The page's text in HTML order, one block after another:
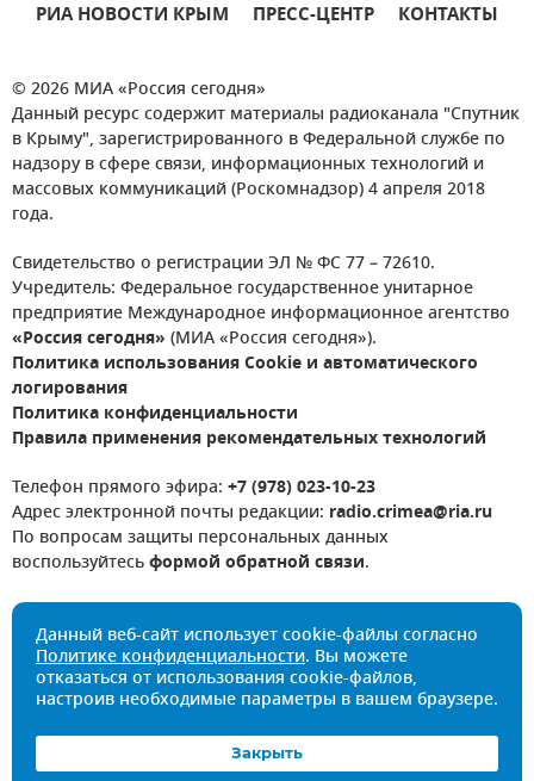
РИА НОВОСТИ КРЫМ ПРЕСС-ЦЕНТР КОНТАКТЫ
© 2026 МИА «Россия сегодня»
Данный ресурс содержит материалы радиоканала "Спутник
в Крыму", зарегистрированного в Федеральной службе по
надзору в сфере связи, информационных технологий и
массовых коммуникаций (Роскомнадзор) 4 апреля 2018
года.
Свидетельство о регистрации ЭЛ № ФС 77 – 72610.
Учредитель: Федеральное государственное унитарное
предприятие Международное информационное агентство
«Россия сегодня» (МИА «Россия сегодня»).
Политика использования Cookie и автоматического
логирования
Политика конфиденциальности
Правила применения рекомендательных технологий
Телефон прямого эфира: +7 (978) 023-10-23
Адрес электронной почты редакции: radio.crimea@ria.ru
По вопросам защиты персональных данных
воспользуйтесьформой обратной связи.
Данный веб-сайт использует cookie-файлы согласно
Политике конфиденциальности. Вы можете
отказаться от использования cookie-файлов,
настроив необходимые параметры в вашем браузере.
Закрыть